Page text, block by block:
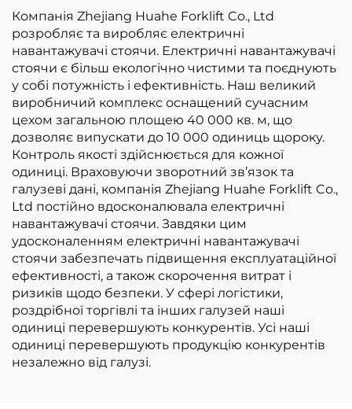
машина, виробник із
Китаю,
сертифікована за
стандартами ISO та
Компанія Zhejiang Huahe Forklift Co., Ltd
розробляє та виробляє електричні
навантажувачі стоячи. Електричні навантажувачі
стоячи є більш екологічно чистими та поєднують
у собі потужність і ефективність. Наш великий
виробничий комплекс оснащений сучасним
цехом загальною площею 40 000 кв. м, що
дозволяє випускати до 10 000 одиниць щороку.
Контроль якості здійснюється для кожної
одиниці. Враховуючи зворотний зв’язок та
галузеві дані, компанія Zhejiang Huahe Forklift Co.,
Ltd постійно вдосконалювала електричні
навантажувачі стоячи. Завдяки цим
удосконаленням електричні навантажувачі
стоячи забезпечать підвищення експлуатаційної
ефективності, а також скорочення витрат і
ризиків щодо безпеки. У сфері логістики,
роздрібної торгівлі та інших галузей наші
одиниці перевершують конкурентів. Усі наші
одиниці перевершують продукцію конкурентів
незалежно від галузі.